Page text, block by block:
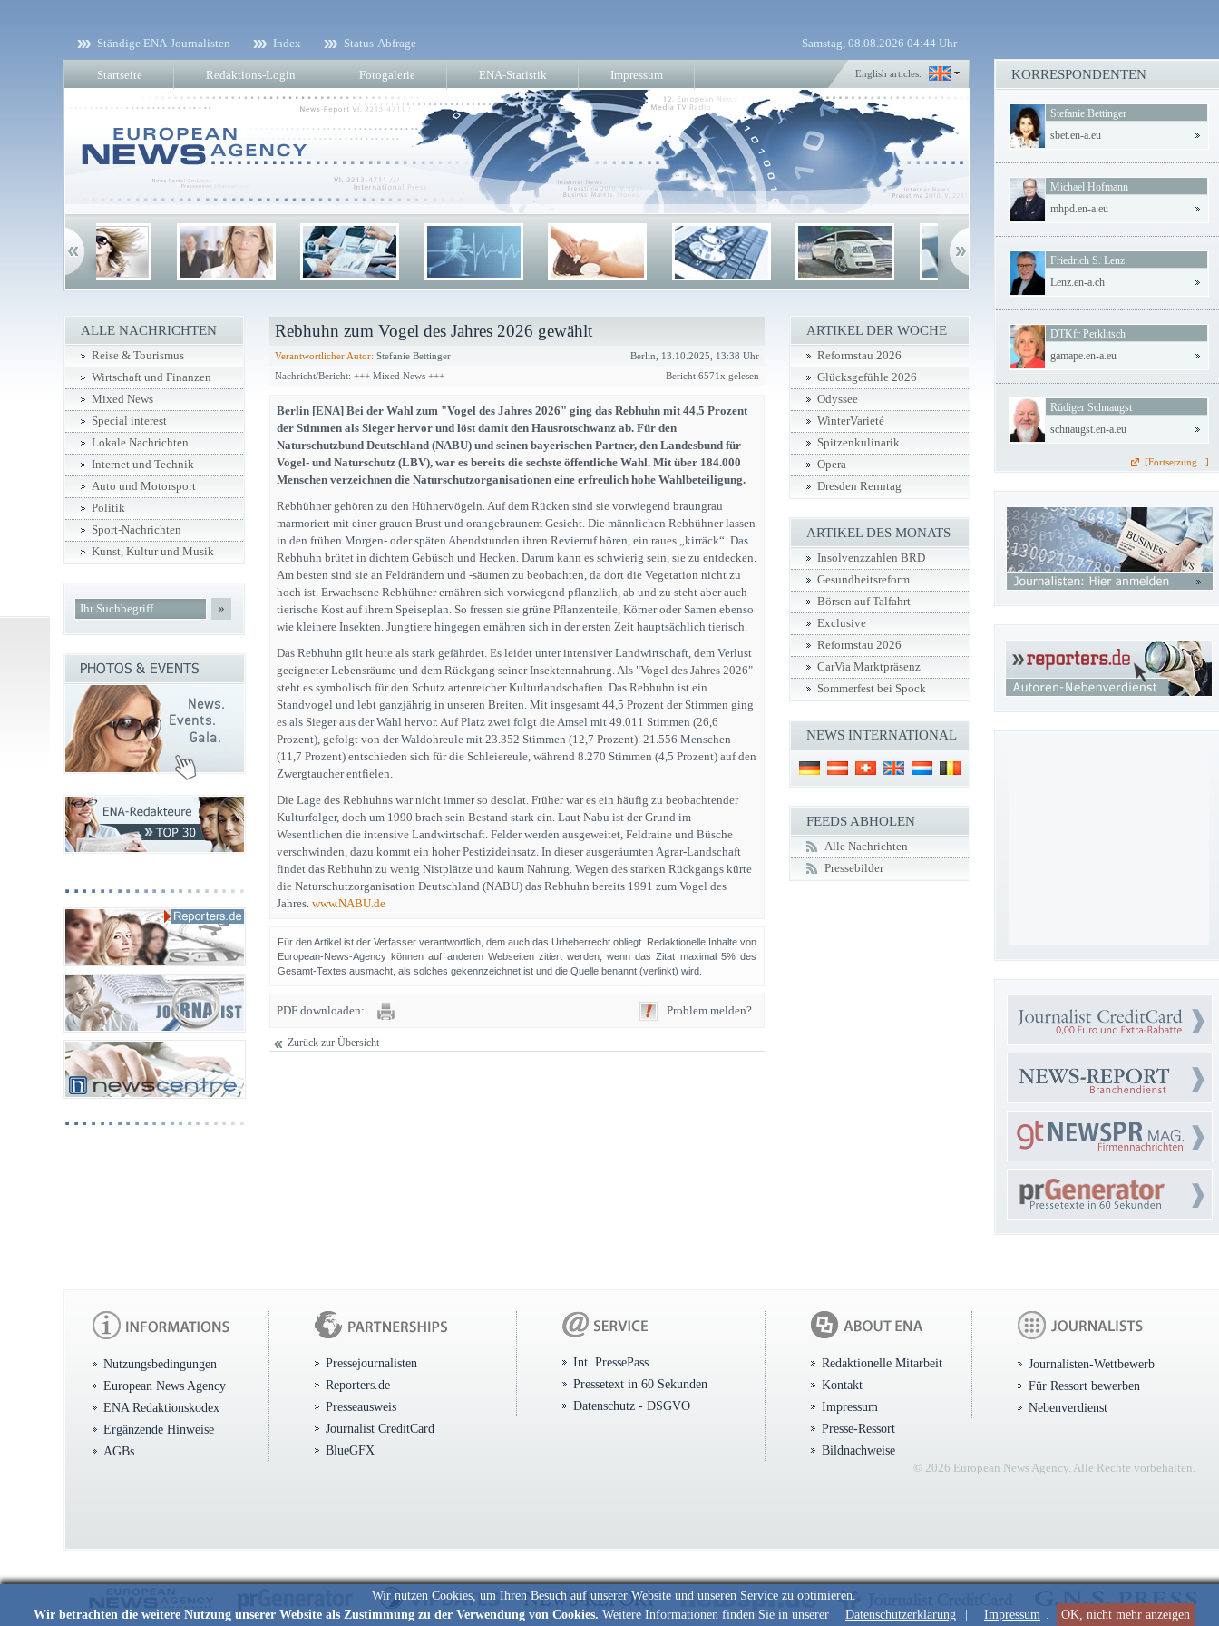
Wir nutzen Cookies, um Ihren Besuch auf unserer Website und unseren Service zu optimieren.
Wir betrachten die weitere Nutzung unserer Website als Zustimmung zu der Verwendung von Cookies. Weitere Informationen finden Sie in unserer Datenschutzerklärung Impressum . OK, nicht mehr anzeigen
Ständige ENA-Journalisten Index Status-Abfrage Samstag, 08.08.2026 04:44 Uhr
Startseite Redaktions-Login Fotogalerie ENA-Statistik Impressum English articles:
Rebhuhn zum Vogel des Jahres 2026 gewählt
Verantwortlicher Autor: Stefanie Bettinger
Berlin, 13.10.2025, 13:38 Uhr
Nachricht/Bericht: +++ Mixed News +++
Bericht 6571x gelesen
Berlin [ENA] Bei der Wahl zum "Vogel des Jahres 2026" ging das Rebhuhn mit 44,5 Prozent
der Stimmen als Sieger hervor und löst damit den Hausrotschwanz ab. Für den
Naturschutzbund Deutschland (NABU) und seinen bayerischen Partner, den Landesbund für
Vogel- und Naturschutz (LBV), war es bereits die sechste öffentliche Wahl. Mit über 184.000
Menschen verzeichnen die Naturschutzorganisationen eine erfreulich hohe Wahlbeteiligung.
Rebhühner gehören zu den Hühnervögeln. Auf dem Rücken sind sie vorwiegend braungrau
marmoriert mit einer grauen Brust und orangebraunem Gesicht. Die männlichen Rebhühner lassen
in den frühen Morgen- oder späten Abendstunden ihren Revierruf hören, ein raues „kirräck“. Das
Rebhuhn brütet in dichtem Gebüsch und Hecken. Darum kann es schwierig sein, sie zu entdecken.
Am besten sind sie an Feldrändern und -säumen zu beobachten, da dort die Vegetation nicht zu
hoch ist. Erwachsene Rebhühner ernähren sich vorwiegend pflanzlich, ab und zu steht aber auch
tierische Kost auf ihrem Speiseplan. So fressen sie grüne Pflanzenteile, Körner oder Samen ebenso
wie kleinere Insekten. Jungtiere hingegen ernähren sich in der ersten Zeit hauptsächlich tierisch.
Das Rebhuhn gilt heute als stark gefährdet. Es leidet unter intensiver Landwirtschaft, dem Verlust
geeigneter Lebensräume und dem Rückgang seiner Insektennahrung. Als "Vogel des Jahres 2026"
steht es symbolisch für den Schutz artenreicher Kulturlandschaften. Das Rebhuhn ist ein
Standvogel und lebt ganzjährig in unseren Breiten. Mit insgesamt 44,5 Prozent der Stimmen ging
es als Sieger aus der Wahl hervor. Auf Platz zwei folgt die Amsel mit 49.011 Stimmen (26,6
Prozent), gefolgt von der Waldohreule mit 23.352 Stimmen (12,7 Prozent). 21.556 Menschen
(11,7 Prozent) entschieden sich für die Schleiereule, während 8.270 Stimmen (4,5 Prozent) auf den
Zwergtaucher entfielen.
Die Lage des Rebhuhns war nicht immer so desolat. Früher war es ein häufig zu beobachtender
Kulturfolger, doch um 1990 brach sein Bestand stark ein. Laut Nabu ist der Grund im
Wesentlichen die intensive Landwirtschaft. Felder werden ausgeweitet, Feldraine und Büsche
verschwinden, dazu kommt ein hoher Pestizideinsatz. In dieser ausgeräumten Agrar-Landschaft
findet das Rebhuhn zu wenig Nistplätze und kaum Nahrung. Wegen des starken Rückgangs kürte
die Naturschutzorganisation Deutschland (NABU) das Rebhuhn bereits 1991 zum Vogel des
Jahres. www.NABU.de
Für den Artikel ist der Verfasser verantwortlich, dem auch das Urheberrecht obliegt. Redaktionelle Inhalte von
European-News-Agency können auf anderen Webseiten zitiert werden, wenn das Zitat maximal 5% des
Gesamt-Textes ausmacht, als solches gekennzeichnet ist und die Quelle benannt (verlinkt) wird.
PDF downloaden: Problem melden?
Zurück zur Übersicht
ALLE NACHRICHTEN
Reise & Tourismus
Wirtschaft und Finanzen
Mixed News
Special interest
Lokale Nachrichten
Internet und Technik
Auto und Motorsport
Politik
Sport-Nachrichten
Kunst, Kultur und Musik
»
ARTIKEL DER WOCHE
Reformstau 2026
Glücksgefühle 2026
Odyssee
WinterVarieté
Spitzenkulinarik
Opera
Dresden Renntag
ARTIKEL DES MONATS
Insolvenzzahlen BRD
Gesundheitsreform
Börsen auf Talfahrt
Exclusive
Reformstau 2026
CarVia Marktpräsenz
Sommerfest bei Spock
NEWS INTERNATIONAL
FEEDS ABHOLEN
Alle Nachrichten
Pressebilder
KORRESPONDENTEN
Stefanie Bettinger
sbet.en-a.eu
Michael Hofmann
mhpd.en-a.eu
Friedrich S. Lenz
Lenz.en-a.ch
DTKfr Perklitsch
gamape.en-a.eu
Rüdiger Schnaugst
schnaugst.en-a.eu
[Fortsetzung...]
Nutzungsbedingungen
European News Agency
ENA Redaktionskodex
Ergänzende Hinweise
AGBs
Pressejournalisten
Reporters.de
Presseausweis
Journalist CreditCard
BlueGFX
Int. PressePass
Pressetext in 60 Sekunden
Datenschutz - DSGVO
Redaktionelle Mitarbeit
Kontakt
Impressum
Presse-Ressort
Bildnachweise
Journalisten-Wettbewerb
Für Ressort bewerben
Nebenverdienst
© 2026 European News Agency. Alle Rechte vorbehalten.